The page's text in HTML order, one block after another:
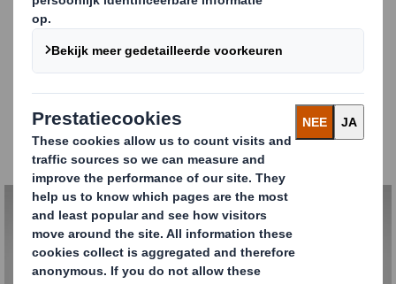
De smaken komen terug in de kleurcodering en het
artwork op de buitenkant van de verpakking,
aangevuld met het kenmerkende Absolut Vodka-
lettertype. Voorheen was de verpakking van het
Absolut-assortiment herkenbaar aan een witte
glanzende coating, een ontwerp dat nog altijd wordt
toegepast op een deel van de gearomatiseerde
smaken.
Carousel. Use previous and next buttons to move